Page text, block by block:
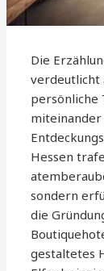
Die
verdeutlicht
persönliche
Hessen
sondern
die
gestaltetes